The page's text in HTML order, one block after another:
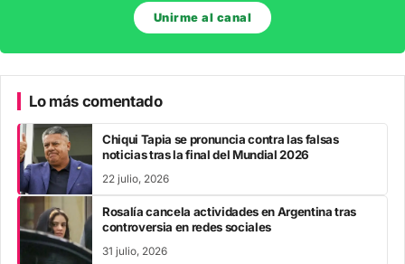
Unirme al canal
Lo más comentado
Chiqui Tapia se pronuncia contra las falsas
noticias tras la final del Mundial 2026
22 julio, 2026
Rosalía cancela actividades en Argentina tras
controversia en redes sociales
31 julio, 2026